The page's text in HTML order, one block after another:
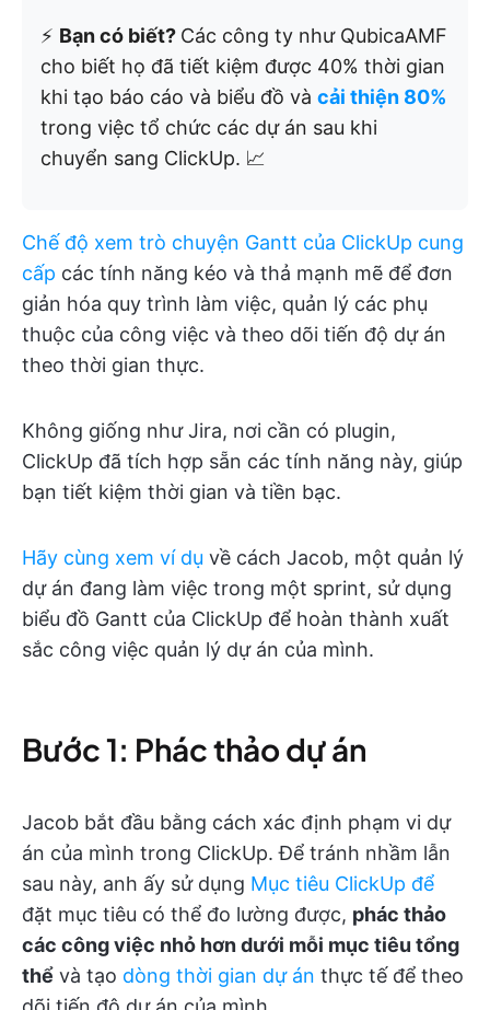
⚡️ Bạn có biết? Các công ty như QubicaAMF
cho biết họ đã tiết kiệm được 40% thời gian
khi tạo báo cáo và biểu đồ và cải thiện 80%
trong việc tổ chức các dự án sau khi
chuyển sang ClickUp. 📈
Chế độ xem trò chuyện Gantt của ClickUp cung
cấp các tính năng kéo và thả mạnh mẽ để đơn
giản hóa quy trình làm việc, quản lý các phụ
thuộc của công việc và theo dõi tiến độ dự án
theo thời gian thực.
Không giống như Jira, nơi cần có plugin,
ClickUp đã tích hợp sẵn các tính năng này, giúp
bạn tiết kiệm thời gian và tiền bạc.
Hãy cùng xem ví dụ về cách Jacob, một quản lý
dự án đang làm việc trong một sprint, sử dụng
biểu đồ Gantt của ClickUp để hoàn thành xuất
sắc công việc quản lý dự án của mình.
Bước 1: Phác thảo dự án
Jacob bắt đầu bằng cách xác định phạm vi dự
án của mình trong ClickUp. Để tránh nhầm lẫn
sau này, anh ấy sử dụng Mục tiêu ClickUp để
đặt mục tiêu có thể đo lường được, phác thảo
các công việc nhỏ hơn dưới mỗi mục tiêu tổng
thể và tạo dòng thời gian dự án thực tế để theo